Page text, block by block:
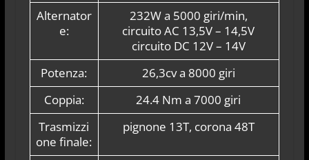
Alternator
e:
232W a 5000 giri/min,
circuito AC 13,5V – 14,5V
circuito DC 12V – 14V
Potenza:
26,3cv a 8000 giri
Coppia:
24.4 Nm a 7000 giri
Trasmizzi
one finale:
pignone 13T, corona 48T